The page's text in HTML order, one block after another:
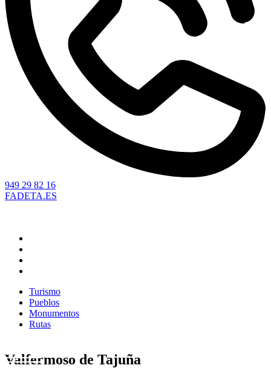
949 29 82 16
FADETA.ES
Turismo
Pueblos
Monumentos
Rutas
Valfermoso de Tajuña